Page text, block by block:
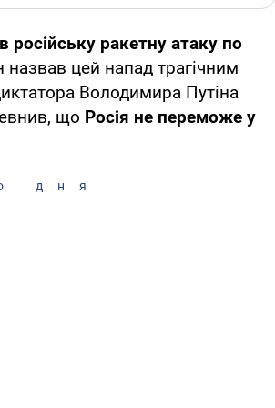
російську ракетну атаку по
назвав цей напад трагічним
Володимира Путіна
що Росія не переможе у
дня